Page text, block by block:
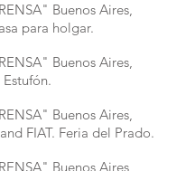
Buenos Aires,
para holgar.
Buenos Aires,
Buenos Aires,
FIAT. Feria del Prado.
Buenos Aires,